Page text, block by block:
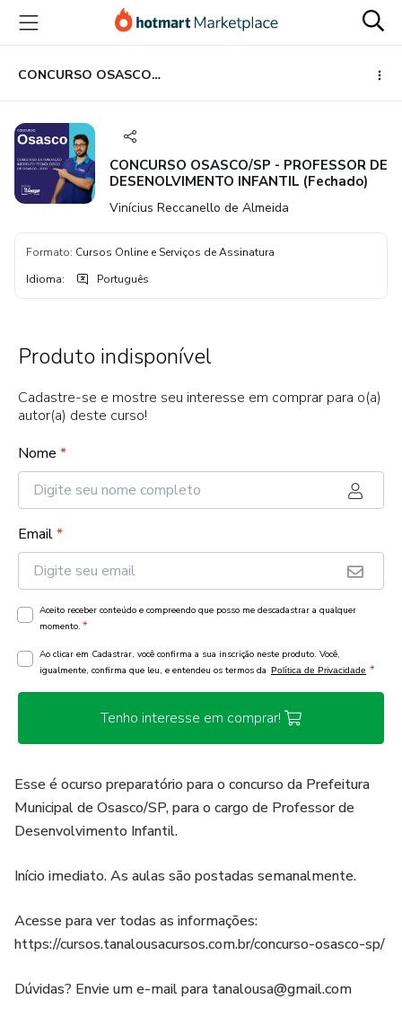
para
conteúdo
principal
para
pagamento
para
rodapé
CONCURSO OSASCO/SP - PROFESSOR DE DESENOLVIMENTO INFANTIL (Fechado)
CONCURSO OSASCO/SP - PROFESSOR DE
DESENOLVIMENTO INFANTIL (Fechado)
Vinícius Reccanello de Almeida
Formato: Cursos Online e Serviços de Assinatura
Idioma: Português
Produto indisponível
Cadastre-se e mostre seu interesse em comprar para o(a)
autor(a) deste curso!
Nome *
Email*
Aceito receber conteúdo e compreendo que posso me descadastrar a qualquer
momento. *
Ao clicar em Cadastrar, você confirma a sua inscrição neste produto. Você,
igualmente, confirma que leu, e entendeu os termos da Política de Privacidade *
Tenho interesse em comprar!
Esse é ocurso preparatório para o concurso da Prefeitura
Municipal de Osasco/SP, para o cargo de Professor de
Desenvolvimento Infantil.
Início imediato. As aulas são postadas semanalmente.
Acesse para ver todas as informações:
https://cursos.tanalousacursos.com.br/concurso-osasco-sp/
Dúvidas? Envie um e-mail para tanalousa@gmail.com